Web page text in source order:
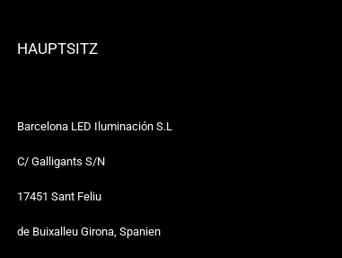
HAUPTSITZ
Barcelona LED Iluminación S.L
C/ Galligants S/N
17451 Sant Feliu
de Buixalleu Girona, Spanien